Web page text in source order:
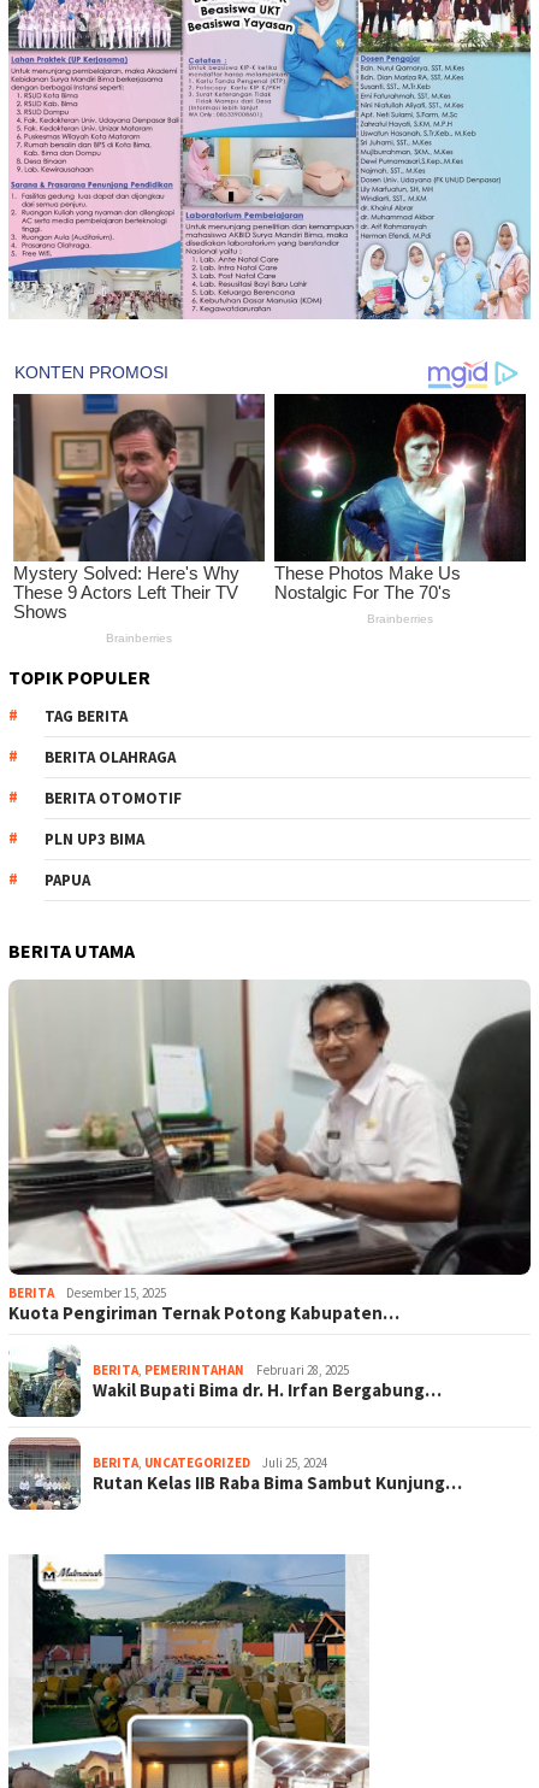
TOPIK POPULER
TAG BERITA
BERITA OLAHRAGA
BERITA OTOMOTIF
PLN UP3 BIMA
PAPUA
BERITA UTAMA
BERITA Desember 15, 2025
Kuota Pengiriman Ternak Potong Kabupaten…
BERITA, PEMERINTAHAN Februari 28, 2025
Wakil Bupati Bima dr. H. Irfan Bergabung…
BERITA, UNCATEGORIZED Juli 25, 2024
Rutan Kelas IIB Raba Bima Sambut Kunjung…